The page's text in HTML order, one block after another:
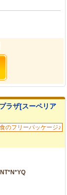
ラザ[スーペリア
のフリーパッケージ♪